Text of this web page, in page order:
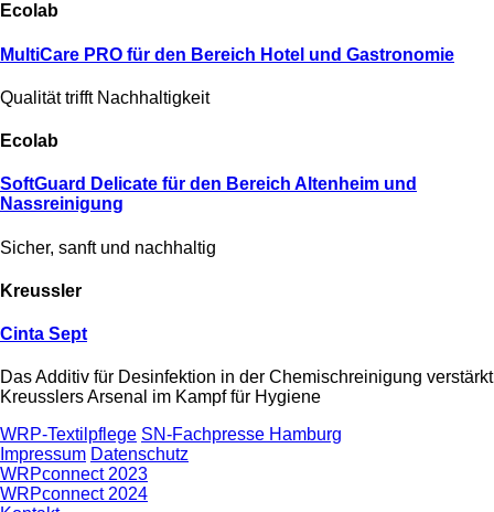
Ecolab
MultiCare PRO für den Bereich Hotel und Gastronomie
Qualität trifft Nachhaltigkeit
Ecolab
SoftGuard Delicate für den Bereich Altenheim und
Nassreinigung
Sicher, sanft und nachhaltig
Kreussler
Cinta Sept
Das Additiv für Desinfektion in der Chemischreinigung verstärkt
Kreusslers Arsenal im Kampf für Hygiene
WRP-Textilpflege SN-Fachpresse Hamburg
Impressum Datenschutz
WRPconnect 2023
WRPconnect 2024